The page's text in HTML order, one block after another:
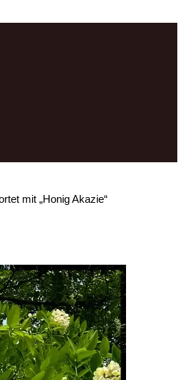
mit „Honig Akazie“